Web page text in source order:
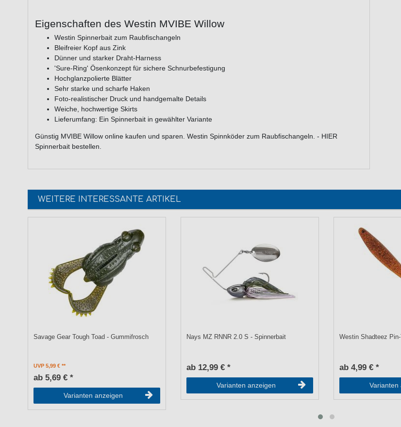
Eigenschaften des Westin MVIBE Willow
Westin Spinnerbait zum Raubfischangeln
Bleifreier Kopf aus Zink
Dünner und starker Draht-Harness
'Sure-Ring' Ösenkonzept für sichere Schnurbefestigung
Hochglanzpolierte Blätter
Sehr starke und scharfe Haken
Foto-realistischer Druck und handgemalte Details
Weiche, hochwertige Skirts
Lieferumfang: Ein Spinnerbait in gewählter Variante
Günstig MVIBE Willow online kaufen und sparen. Westin Spinnköder zum Raubfischangeln. - HIER
Spinnerbait bestellen.
WEITERE INTERESSANTE ARTIKEL
Savage Gear Tough Toad - Gummifrosch
UVP 5,99 €
ab 5,69 € *
Varianten anzeigen
Nays MZ RNNR 2.0 S - Spinnerbait
ab 12,99 € *
Varianten anzeigen
Westin Shadteez
ab 4,99 € *
Varianten